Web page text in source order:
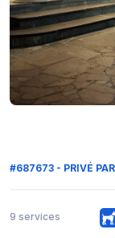
#687673 - PRIVÉ
9 services